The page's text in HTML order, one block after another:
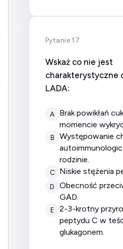
Pytanie 17
Wskaż co nie jest
charakterystyczne
LADA:
A
brak powikłań cukrzycy w
momencie
B
występowanie chorób
rodzinie.
C niskie stężenia
D
obecność przeciwciał anty-
GAD.
E
2-3-krotny przyrost stężenia
peptydu C w
glukagonem.